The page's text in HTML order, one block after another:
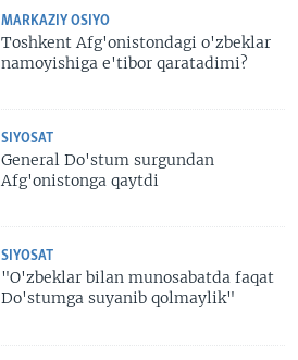
MARKAZIY OSIYO
Toshkent Afg'onistondagi o'zbeklar
namoyishiga e'tibor qaratadimi?
SIYOSAT
General Do'stum surgundan
Afg'onistonga qaytdi
SIYOSAT
"O'zbeklar bilan munosabatda faqat
Do'stumga suyanib qolmaylik"